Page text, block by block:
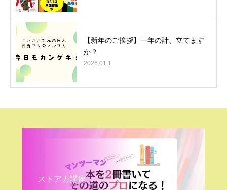
【新年のご挨拶】一年の計、立てます
か？
2026.01.1
ストアカ講座